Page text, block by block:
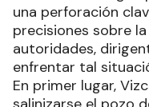
una perforación
precisiones sobre
autoridades,
enfrentar tal
En primer lugar,